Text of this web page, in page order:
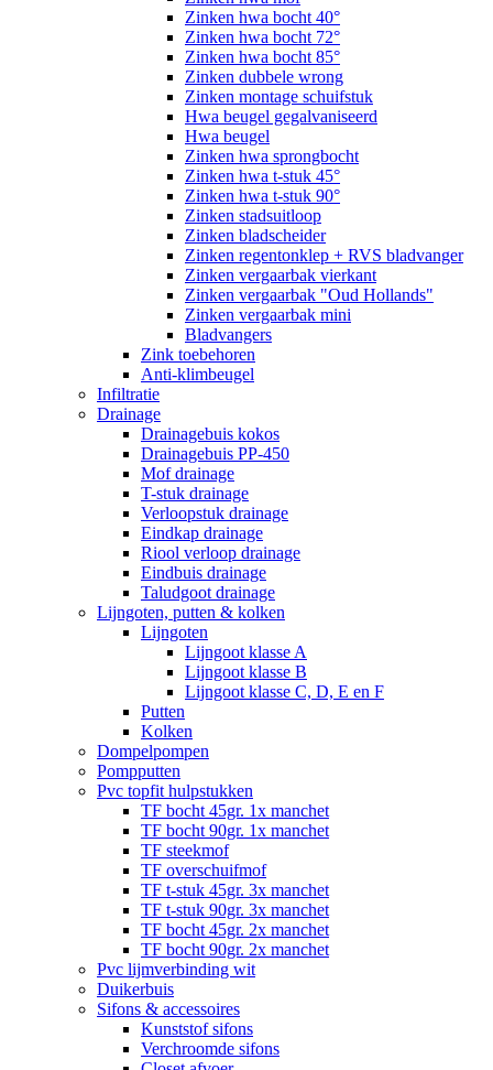
Zinken hwa bocht 40°
Zinken hwa bocht 72°
Zinken hwa bocht 85°
Zinken dubbele wrong
Zinken montage schuifstuk
Hwa beugel gegalvaniseerd
Hwa beugel
Zinken hwa sprongbocht
Zinken hwa t-stuk 45°
Zinken hwa t-stuk 90°
Zinken stadsuitloop
Zinken bladscheider
Zinken regentonklep + RVS bladvanger
Zinken vergaarbak vierkant
Zinken vergaarbak "Oud Hollands"
Zinken vergaarbak mini
Bladvangers
Zink toebehoren
Anti-klimbeugel
Infiltratie
Drainage
Drainagebuis kokos
Drainagebuis PP-450
Mof drainage
T-stuk drainage
Verloopstuk drainage
Eindkap drainage
Riool verloop drainage
Eindbuis drainage
Taludgoot drainage
Lijngoten, putten & kolken
Lijngoten
Lijngoot klasse A
Lijngoot klasse B
Lijngoot klasse C, D, E en F
Putten
Kolken
Dompelpompen
Pompputten
Pvc topfit hulpstukken
TF bocht 45gr. 1x manchet
TF bocht 90gr. 1x manchet
TF steekmof
TF overschuifmof
TF t-stuk 45gr. 3x manchet
TF t-stuk 90gr. 3x manchet
TF bocht 45gr. 2x manchet
TF bocht 90gr. 2x manchet
Pvc lijmverbinding wit
Duikerbuis
Sifons & accessoires
Kunststof sifons
Verchroomde sifons